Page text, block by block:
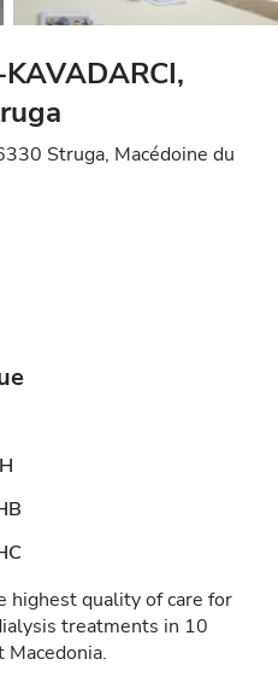
Struga, Macédoine du
highest quality of care for
treatments in 10